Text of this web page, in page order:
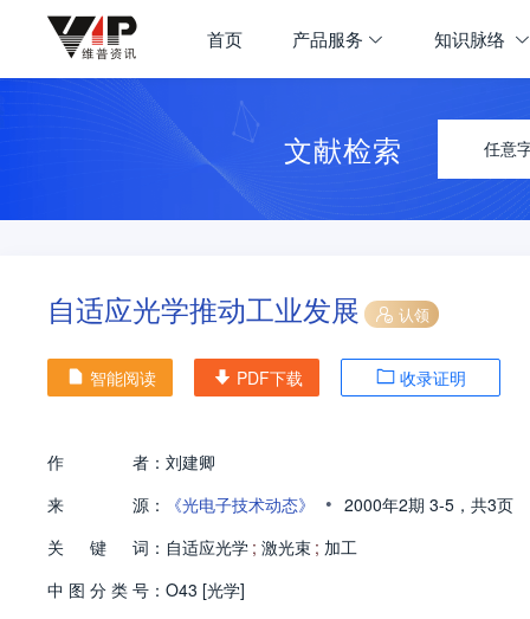
首页 产品服务 知识脉络
文献检索 任意
自适应光学推动工业发展 认领
智能阅读 PDF下载 收录证明
作 者： 刘建卿
来
源： 《光电子技术动态》 • 2000年2期 3-5， 共3页
关
键 词： 自适应光学 ; 激光束 ; 加工
中 图 分 类 号： O43 [光学]